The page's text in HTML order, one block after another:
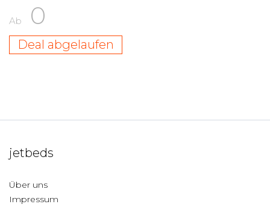
Ab 0
Deal abgelaufen
jetbeds
Über uns
Impressum